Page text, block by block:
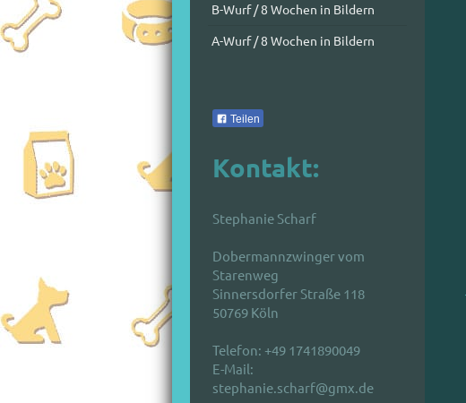
B-Wurf / 8 Wochen in Bildern
A-Wurf / 8 Wochen in Bildern
Teilen
Kontakt:
Stephanie Scharf
Dobermannzwinger vom
Starenweg
Sinnersdorfer Straße 118
50769 Köln
Telefon: +49 1741890049
E-Mail:
stephanie.scharf@gmx.de